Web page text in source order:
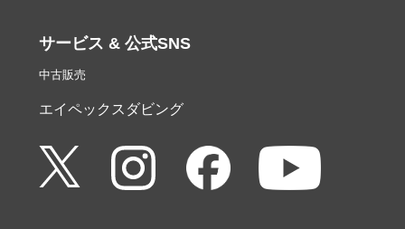
サービス & 公式SNS
中古販売
エイペックスダビング